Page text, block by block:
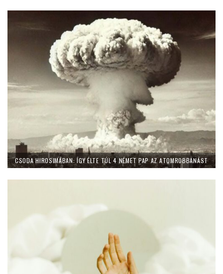
CSODA HIROSIMÁBAN: ÍGY ÉLTE TÚL 4 NÉMET PAP AZ ATOMROBBANÁST